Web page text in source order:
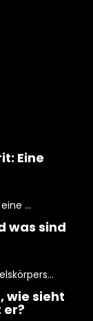
Eine
...
was sind
wie sieht
er?